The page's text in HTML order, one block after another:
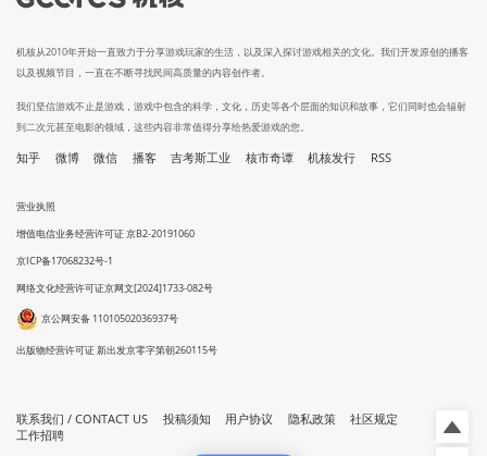
机核从2010年开始一直致力于分享游戏玩家的生活，以及深入探讨游戏相关的文化。我们开发原创的播客
以及视频节目，一直在不断寻找民间高质量的内容创作者。
我们坚信游戏不止是游戏，游戏中包含的科学，文化，历史等各个层面的知识和故事，它们同时也会辐射
到二次元甚至电影的领域，这些内容非常值得分享给热爱游戏的您。
知乎 微博 微信 播客 吉考斯工业 核市奇谭 机核发行 RSS
营业执照
增值电信业务经营许可证 京B2-20191060
京ICP备17068232号-1
网络文化经营许可证京网文[2024]1733-082号
京公网安备 11010502036937号
出版物经营许可证 新出发京零字第朝260115号
联系我们 / CONTACT US 投稿须知 用户协议 隐私政策
社区规定
工作招聘